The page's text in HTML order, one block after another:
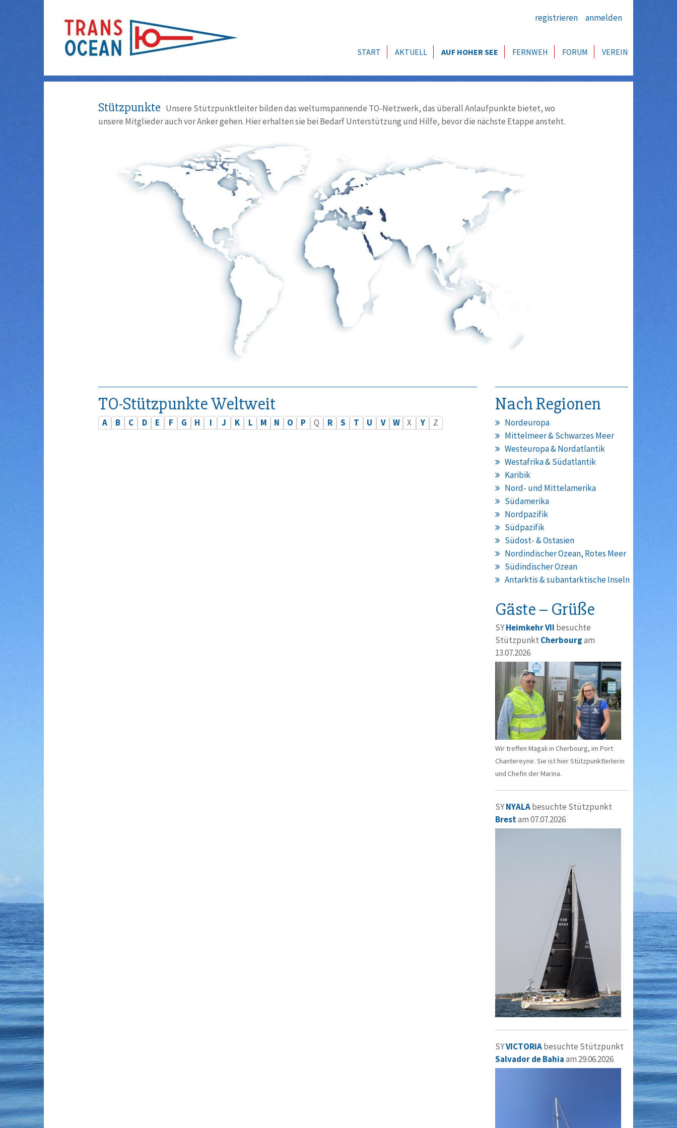
registrieren anmelden
START AKTUELL AUF HOHER SEE FERNWEH FORUM VEREIN
Stützpunkte Unsere Stützpunktleiter bilden das weltumspannende TO-Netzwerk, das überall Anlaufpunkte bietet, wo
unsere Mitglieder auch vor Anker gehen. Hier erhalten sie bei Bedarf Unterstützung und Hilfe, bevor die nächste Etappe ansteht.
TO-Stützpunkte Weltweit
A B C D E F G H I J K L M N O P Q R S T U V W X Y Z
Nach Regionen
Nordeuropa
Mittelmeer & Schwarzes Meer
Westeuropa & Nordatlantik
Westafrika & Südatlantik
Karibik
Nord- und Mittelamerika
Südamerika
Nordpazifik
Südpazifik
Südost- & Ostasien
Nordindischer Ozean, Rotes Meer
Südindischer Ozean
Antarktis & subantarktische Inseln
Gäste – Grüße
SYHeimkehr VII besuchte
Stützpunkt Cherbourgam
13.07.2026
Wir treffen Magali in Cherbourg, im Port
Chantereyne. Sie ist hier Stützpunktleiterin
und Chefin der Marina.
SYNYALAbesuchte Stützpunkt
Brestam 07.07.2026
SYVICTORIAbesuchte Stützpunkt
Salvador de Bahiaam 29.06.2026